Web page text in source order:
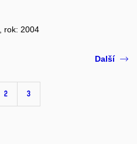
, rok: 2004
2 3
Další